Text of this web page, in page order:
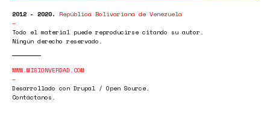
2012 - 2020. República Bolivariana de Venezuela
Todo el material puede reproducirse citando su autor.
Ningún derecho reservado.
WWW.MISIONVERDAD.COM
Desarrollado con Drupal / Open Source.
Contáctanos.